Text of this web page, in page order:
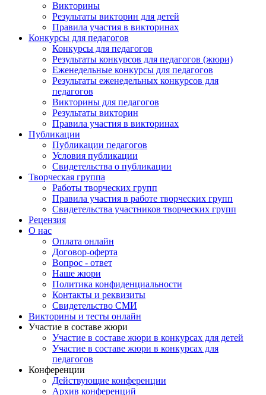
занятия:Пальчиковая игра «Пошли пальчики гулять»Пошли
пальчики гулять,(руки сжаты в кулаки, большие пальцы
«бегут» по столу)А вторые догонять.(по столу «бегут»
указательные пальцы)Третьи пальчики бегом,(средние
пальцы)А четвертые пешком.(безымянные пальцы)Пятый
пальчик поскакал(касаться стола ритмично обоими
мизинцами)И в конце пути упал.(хлопнуть кулаками по
столу) - Ребята, посмотрите в окно, как ярко светит солнце,
как тепло стало на улице.-Наступила весна. Все радуются
приходу весны птички, звери, деревья. А вы рады весне?
Послушайте стихотворение:Растаял снежок, ожил лужокДень
прибывает, тепло наступаетВесной так бываетБудит ласково
веснаВсю природу ото сна.Засветило солнце яркоЗаглянуло в
каждый дом.-Ребята какое сейчас время года?-Весна-
Правильно, весна, весна-красна к нам пришла. Скажите мне
дети снега на улице много?-Нету снега, он растаял-А,
солнышко светит на улице?-Светит -Молодцы ребята.
Солнышко с приходом весны стало светить ярко.-Дети, а к
нам кто-то стучится. Давайте посмотрим.(воспитатель вносит
куклу Машу в весенней одежде после прогулки, у неё в руках
веточки клёна с почками.)-Дети поздоровайтесь с Машей.-
Здравствуй Маша.-Посмотрите ребята, Маша гуляла на улице
и решила зайти к нам в гости. Давайте посмотрим, как она
одета?(дети рассматривают куклу вместе с воспитателем)-
Посмотрите, на кукле одета курточка. Какая она?-Легкая,
весенняя-А, на голове у Маши теплая шапочка?-Нет, тонкая
(легкая)-А, сапожки у Маши есть, или валенки?-Нет, у неё
ботиночки.-Правильно дети, вы все очень хорошо
рассмотрели. Маша одета в легкую весеннею одежду, на улице
с приходом весны тепло и тоже мы стали одеваться полегче.-
Ребята посмотрите, Маша нам принесла веточки, а на
веточках почки. Почки – это домики, в которых спят
листочки. Листочки проснутся, высунут свои носики из
почек, чтобы проверить, растаял ли снег, тепло ли на улице. А
если на улице достаточно тепло листочки вылезут совсем из
своих домиков и будут нас радовать своей красотой.-Дети, что
у нас на веточках?-Почки (домики листочков)-Ребята, что вы
Викторины
Результаты викторин для детей
Правила участия в викторинах
Конкурсы для педагогов
Конкурсы для педагогов
Результаты конкурсов для педагогов (жюри)
Еженедельные конкурсы для педагогов
Результаты еженедельных конкурсов для
педагогов
Викторины для педагогов
Результаты викторин
Правила участия в викторинах
Публикации
Публикации педагогов
Условия публикации
Свидетельства о публикации
Творческая группа
Работы творческих групп
Правила участия в работе творческих групп
Свидетельства участников творческих групп
Рецензия
О нас
Оплата онлайн
Договор-оферта
Вопрос - ответ
Наше жюри
Политика конфиденциальности
Контакты и реквизиты
Свидетельство СМИ
Викторины и тесты онлайн
Участие в составе жюри
Участие в составе жюри в конкурсах для детей
Участие в составе жюри в конкурсах для
педагогов
Конференции
Действующие конференции